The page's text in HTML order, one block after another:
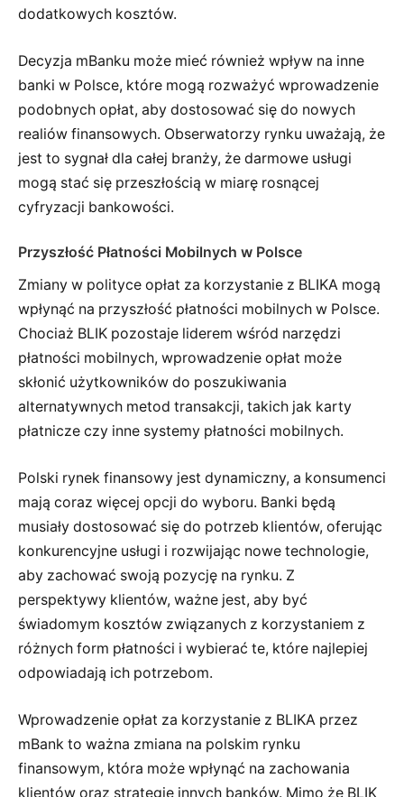
dodatkowych kosztów.
Decyzja mBanku może mieć również wpływ na inne
banki w Polsce, które mogą rozważyć wprowadzenie
podobnych opłat, aby dostosować się do nowych
realiów finansowych. Obserwatorzy rynku uważają, że
jest to sygnał dla całej branży, że darmowe usługi
mogą stać się przeszłością w miarę rosnącej
cyfryzacji bankowości.
Przyszłość Płatności Mobilnych w Polsce
Zmiany w polityce opłat za korzystanie z BLIKA mogą
wpłynąć na przyszłość płatności mobilnych w Polsce.
Chociaż BLIK pozostaje liderem wśród narzędzi
płatności mobilnych, wprowadzenie opłat może
skłonić użytkowników do poszukiwania
alternatywnych metod transakcji, takich jak karty
płatnicze czy inne systemy płatności mobilnych.
Polski rynek finansowy jest dynamiczny, a konsumenci
mają coraz więcej opcji do wyboru. Banki będą
musiały dostosować się do potrzeb klientów, oferując
konkurencyjne usługi i rozwijając nowe technologie,
aby zachować swoją pozycję na rynku. Z
perspektywy klientów, ważne jest, aby być
świadomym kosztów związanych z korzystaniem z
różnych form płatności i wybierać te, które najlepiej
odpowiadają ich potrzebom.
Wprowadzenie opłat za korzystanie z BLIKA przez
mBank to ważna zmiana na polskim rynku
finansowym, która może wpłynąć na zachowania
klientów oraz strategie innych banków. Mimo że BLIK